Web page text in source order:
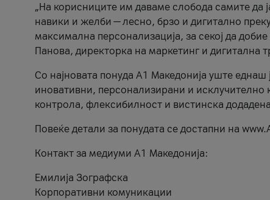
„На корисниците им даваме слобода самите да
навики и желби — лесно, брзо и дигитално
максимална персонализација, за секој да
Панова, директорка на маркетинг и дигитална
Со најновата понуда А1 Македонија уште еднаш
иновативни, персонализирани и исклучително
контрола, флексибилност и вистинска
Повеќе детали за понудата се достапни на
Контакт за медиуми А1 Македонија:
Емилија Зографска
Корпоративни комуникации